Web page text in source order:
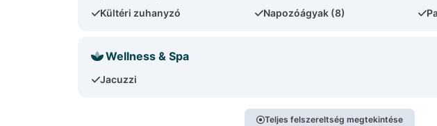
Kültéri zuhanyzó Napozóágyak (8)
Wellness & Spa
Jacuzzi
Teljes felszereltség megtekintése